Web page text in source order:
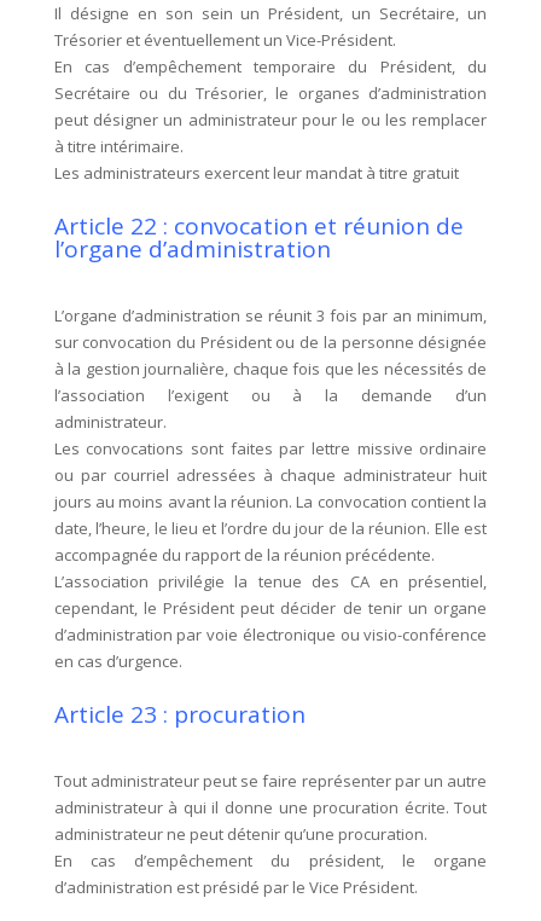
Il désigne en son sein un Président, un Secrétaire, un
Trésorier et éventuellement un Vice-Président.
En cas d’empêchement temporaire du Président, du
Secrétaire ou du Trésorier, le organes d’administration
peut désigner un administrateur pour le ou les remplacer
à titre intérimaire.
Les administrateurs exercent leur mandat à titre gratuit
Article 22 : convocation et réunion de
l’organe d’administration
L’organe d’administration se réunit 3 fois par an minimum,
sur convocation du Président ou de la personne désignée
à la gestion journalière, chaque fois que les nécessités de
l’association l’exigent ou à la demande d’un
administrateur.
Les convocations sont faites par lettre missive ordinaire
ou par courriel adressées à chaque administrateur huit
jours au moins avant la réunion. La convocation contient la
date, l’heure, le lieu et l’ordre du jour de la réunion. Elle est
accompagnée du rapport de la réunion précédente.
L’association privilégie la tenue des CA en présentiel,
cependant, le Président peut décider de tenir un organe
d’administration par voie électronique ou visio-conférence
en cas d’urgence.
Article 23 : procuration
Tout administrateur peut se faire représenter par un autre
administrateur à qui il donne une procuration écrite. Tout
administrateur ne peut détenir qu’une procuration.
En cas d’empêchement du président, le organe
d’administration est présidé par le Vice Président.